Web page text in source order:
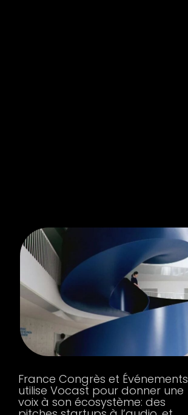
France Congrès et Événements
utilise Vocast pour donner une
voix à son écosystème: des